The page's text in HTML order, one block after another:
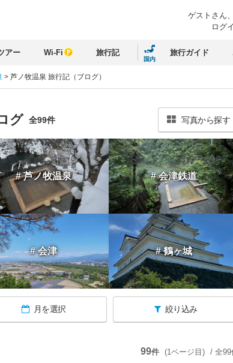
ゲストさん、
ログ
アー Wi-Fi 旅行記
国内
旅行ガイド
> 芦ノ牧温泉 旅行記（ブログ）
グ 全99件 写真から探す
# 芦ノ牧温泉 # 会津鉄道
# 会津 # 鶴ヶ城
月を選択 絞り込み
99件 (1ページ目) / 全99